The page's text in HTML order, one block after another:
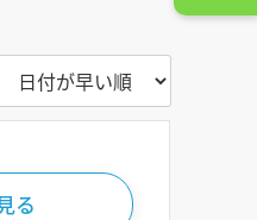
る